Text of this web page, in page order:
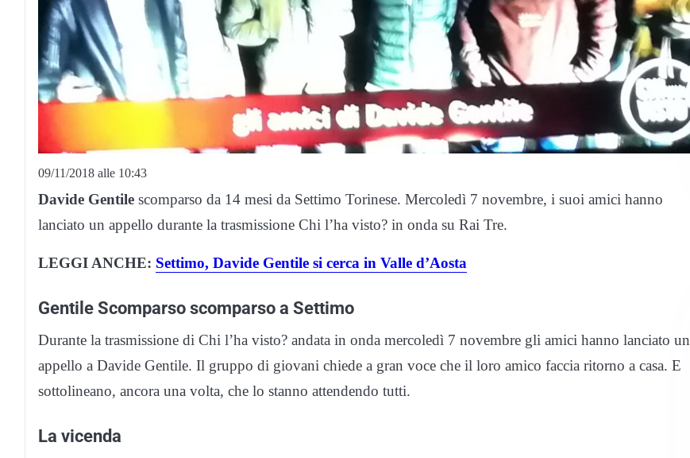
09/11/2018 alle 10:43
Davide Gentile scomparso da 14 mesi da Settimo Torinese. Mercoledì 7 novembre, i suoi amici hanno
lanciato un appello durante la trasmissione Chi l’ha visto? in onda su Rai Tre.
LEGGI ANCHE: Settimo, Davide Gentile si cerca in Valle d’Aosta
Gentile Scomparso scomparso a Settimo
Durante la trasmissione di Chi l’ha visto? andata in onda mercoledì 7 novembre gli amici hanno lanciato un
appello a Davide Gentile. Il gruppo di giovani chiede a gran voce che il loro amico faccia ritorno a casa. E
sottolineano, ancora una volta, che lo stanno attendendo tutti.
La vicenda